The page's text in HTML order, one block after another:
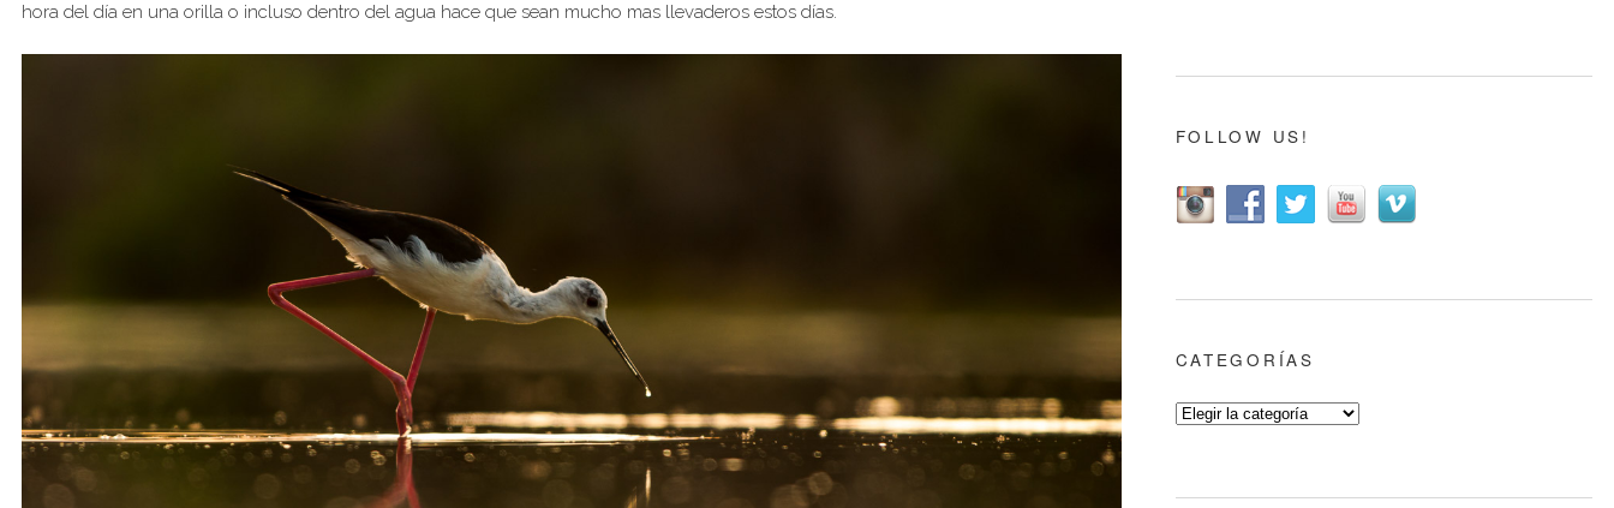
hora del día en una orilla o incluso dentro del agua hace que sean mucho mas llevaderos estos días.
FOLLOW US!
CATEGORÍAS